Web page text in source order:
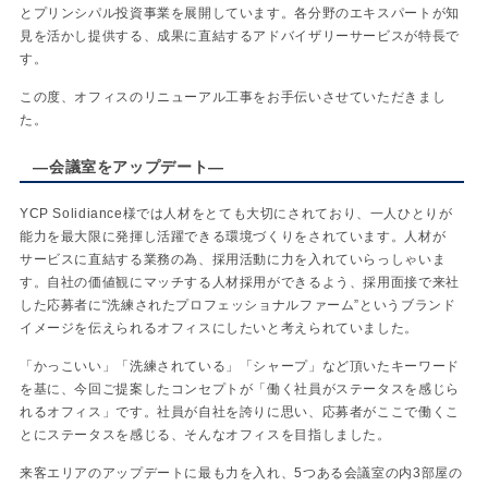
とプリンシパル投資事業を展開しています。各分野のエキスパートが知
見を活かし提供する、成果に直結するアドバイザリーサービスが特長で
す。
この度、オフィスのリニューアル工事をお手伝いさせていただきまし
た。
―会議室をアップデート―
YCP Solidiance様では人材をとても大切にされており、一人ひとりが
能力を最大限に発揮し活躍できる環境づくりをされています。人材が
サービスに直結する業務の為、採用活動に力を入れていらっしゃいま
す。自社の価値観にマッチする人材採用ができるよう、採用面接で来社
した応募者に“洗練されたプロフェッショナルファーム”というブランド
イメージを伝えられるオフィスにしたいと考えられていました。
「かっこいい」「洗練されている」「シャープ」など頂いたキーワード
を基に、今回ご提案したコンセプトが「働く社員がステータスを感じら
れるオフィス」です。社員が自社を誇りに思い、応募者がここで働くこ
とにステータスを感じる、そんなオフィスを目指しました。
来客エリアのアップデートに最も力を入れ、5つある会議室の内3部屋の